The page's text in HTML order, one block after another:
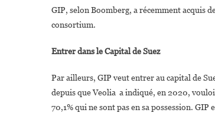
GIP, selon Boomberg, a récemment acquis
consortium.
Entrer dans le Capital de Suez
Par ailleurs, GIP veut entrer au capital de
depuis que Veolia a indiqué, en 2020,
70,1% qui ne sont pas en sa possession.